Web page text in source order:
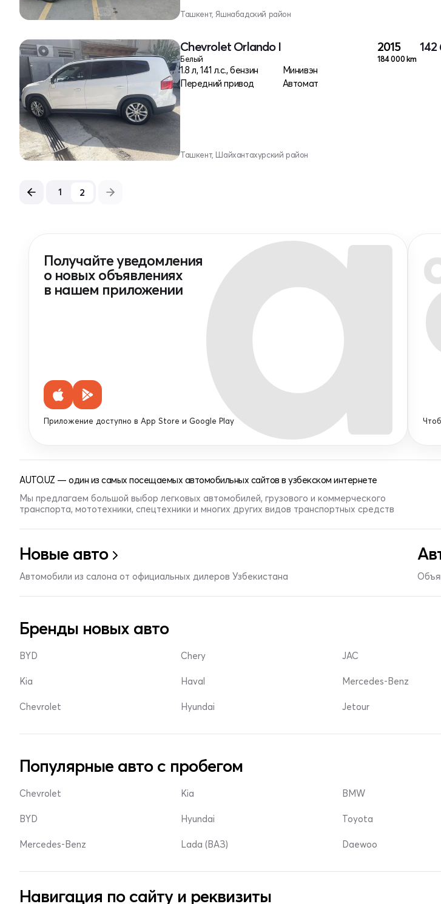
Ташкент, Яшнабадский район
Chevrolet Orlando I
Белый
1.8 л, 141 л.с., бензин
Минивэн
Передний привод
Автомат
2015
184 000 km
Ташкент, Шайхантахурский район
1 2
Получайте уведомления
о новых объявлениях
в нашем приложении
Приложение доступно в App Store и Google Play
AUTO.UZ — один из самых посещаемых автомобильных сайтов в узбекском интернете
Мы предлагаем большой выбор легковых автомобилей, грузового и коммерческого
транспорта, мототехники, спецтехники и многих других видов транспортных средств
Новые авто
Автомобили из салона от официальных дилеров Узбекистана
Бренды новых авто
BYD
Kia
Chevrolet
Chery
Haval
Hyundai
JAC
Mercedes-Benz
Jetour
Популярные авто с пробегом
Chevrolet
BYD
Mercedes-Benz
Kia
Hyundai
Lada (ВАЗ)
BMW
Toyota
Daewoo
Навигация по сайту и реквизиты